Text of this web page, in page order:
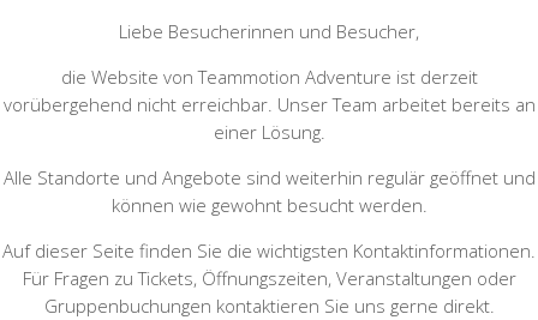
Liebe Besucherinnen und Besucher,
die Website von Teammotion Adventure ist derzeit
vorübergehend nicht erreichbar. Unser Team arbeitet bereits an
einer Lösung.
Alle Standorte und Angebote sind weiterhin regulär geöffnet und
können wie gewohnt besucht werden.
Auf dieser Seite finden Sie die wichtigsten Kontaktinformationen.
Für Fragen zu Tickets, Öffnungszeiten, Veranstaltungen oder
Gruppenbuchungen kontaktieren Sie uns gerne direkt.